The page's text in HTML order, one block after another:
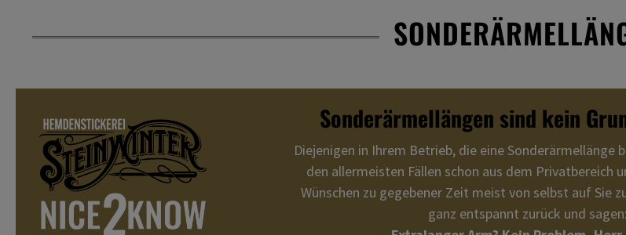
Sonderärmellängen sind kein
Diejenigen in Ihrem Betrieb, die eine Sonderärmellänge
den allermeisten Fällen schon aus dem Privatbereich
Wünschen zu gegebener Zeit meist von selbst auf Sie
ganz entspannt zurück und sagen: